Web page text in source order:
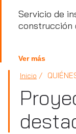
Servicio de
construcción
Ver más
Inicio